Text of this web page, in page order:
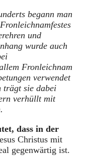
begann man
und
wurde auch
Fronleichnam
verwendet
sie dabei
verhüllt mit
dass in der
Christus mit
gegenwärtig ist.